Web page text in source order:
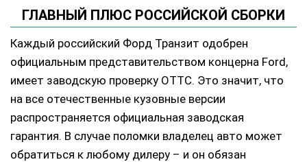
ГЛАВНЫЙ ПЛЮС РОССИЙСКОЙ СБОРКИ
Каждый российский Форд Транзит одобрен
официальным представительством концерна Ford,
имеет заводскую проверку OTTC. Это значит, что
на все отечественные кузовные версии
распространяется официальная заводская
гарантия. В случае поломки владелец авто может
обратиться к любому дилеру – и он обязан